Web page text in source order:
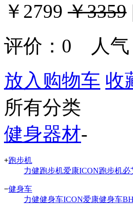
￥2799 ￥3359
评价： 0 人气
放入购物车 收
所有分类
健身器材-
+跑步机
力健跑步机爱康ICON跑步机必
−健身车
力健健身车ICON爱康健身车